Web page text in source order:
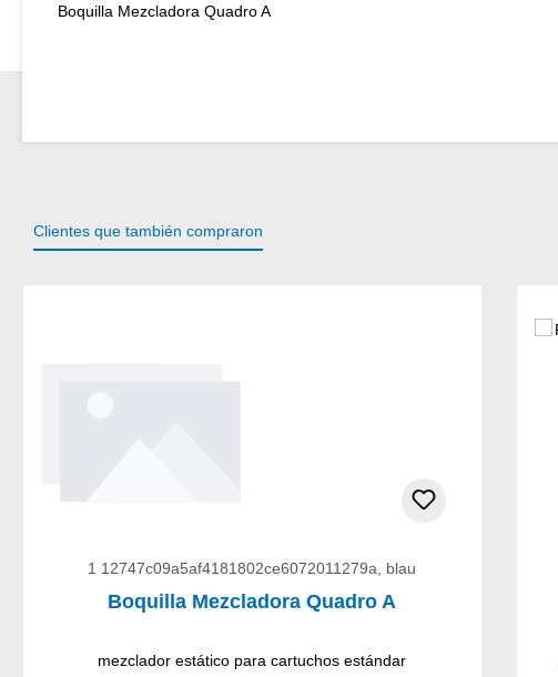
Boquilla Mezcladora Quadro A
Clientes que también compraron
1 12747c09a5af4181802ce6072011279a, blau
Boquilla Mezcladora Quadro A
mezclador estático para cartuchos estándar